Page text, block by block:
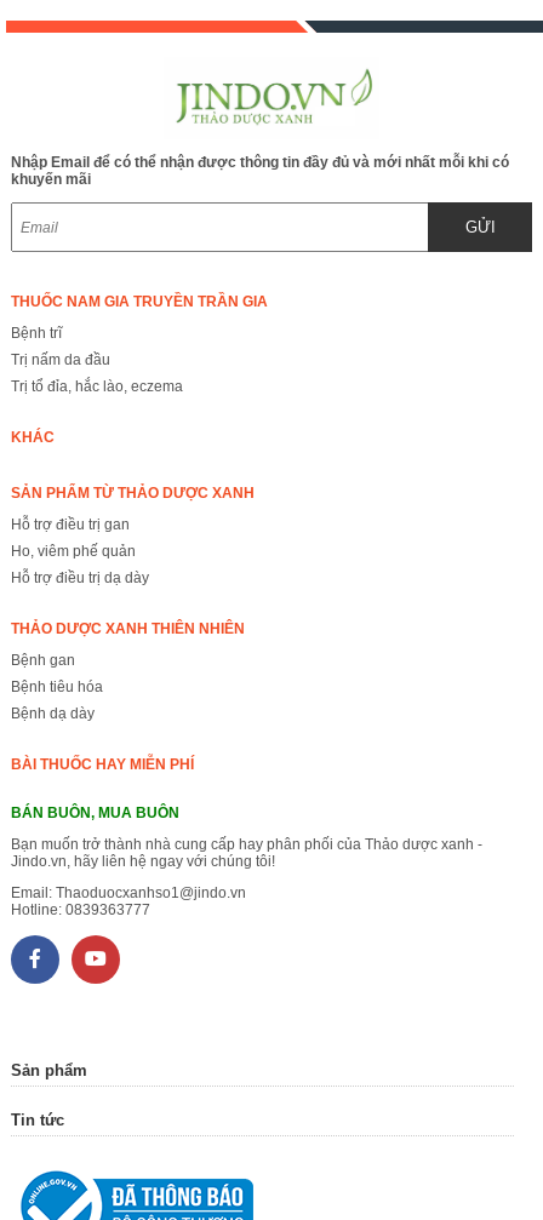
Nhập Email để có thể nhận được thông tin đầy đủ và mới nhất mỗi khi có
khuyến mãi
GỬI
THUỐC NAM GIA TRUYỀN TRẦN GIA
Bệnh trĩ
Trị nấm da đầu
Trị tổ đỉa, hắc lào, eczema
KHÁC
SẢN PHẨM TỪ THẢO DƯỢC XANH
Hỗ trợ điều trị gan
Ho, viêm phế quản
Hỗ trợ điều trị dạ dày
THẢO DƯỢC XANH THIÊN NHIÊN
Bệnh gan
Bệnh tiêu hóa
Bệnh dạ dày
BÀI THUỐC HAY MIỄN PHÍ
BÁN BUÔN, MUA BUÔN
Bạn muốn trở thành nhà cung cấp hay phân phối của Thảo dược xanh -
Jindo.vn, hãy liên hệ ngay với chúng tôi!
Email: Thaoduocxanhso1@jindo.vn
Hotline: 0839363777
Sản phẩm
Tin tức